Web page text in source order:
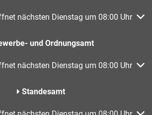
Öffnungs- oder Schließzeiten
nächsten Dienstag um 08:00 Uhr
und Ordnungsamt
Öffnungs- oder Schließzeiten
nächsten Dienstag um 08:00 Uhr
Standesamt